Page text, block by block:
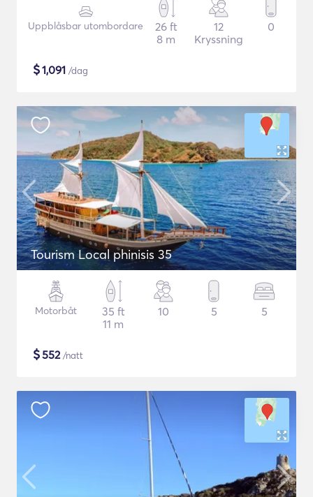
Uppblåsbar utombordare
26 ft
8 m
12
Kryssning
0
$1,091 /dag
Tourism Local phinisis 35
Motorbåt
35 ft
11 m
10 5 5
$552/natt